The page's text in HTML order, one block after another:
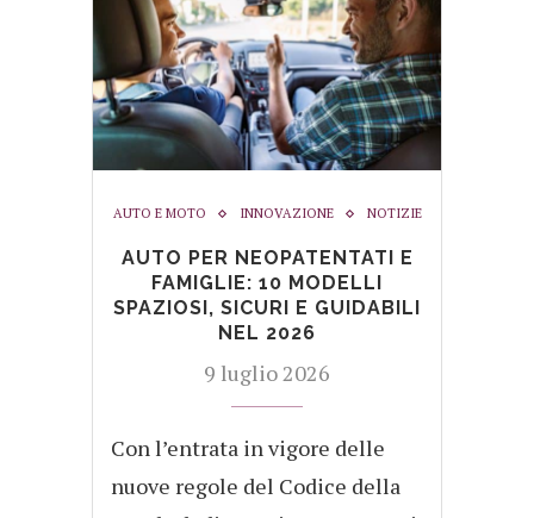
AUTO E MOTO INNOVAZIONE NOTIZIE
AUTO PER NEOPATENTATI E
FAMIGLIE: 10 MODELLI
SPAZIOSI, SICURI E GUIDABILI
NEL 2026
9 luglio 2026
Con l’entrata in vigore delle
nuove regole del Codice della